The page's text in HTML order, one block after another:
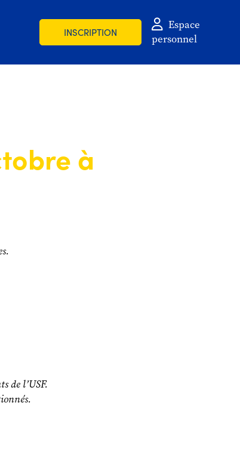
INSCRIPTION
Espace
personnel
à
de l’USF.